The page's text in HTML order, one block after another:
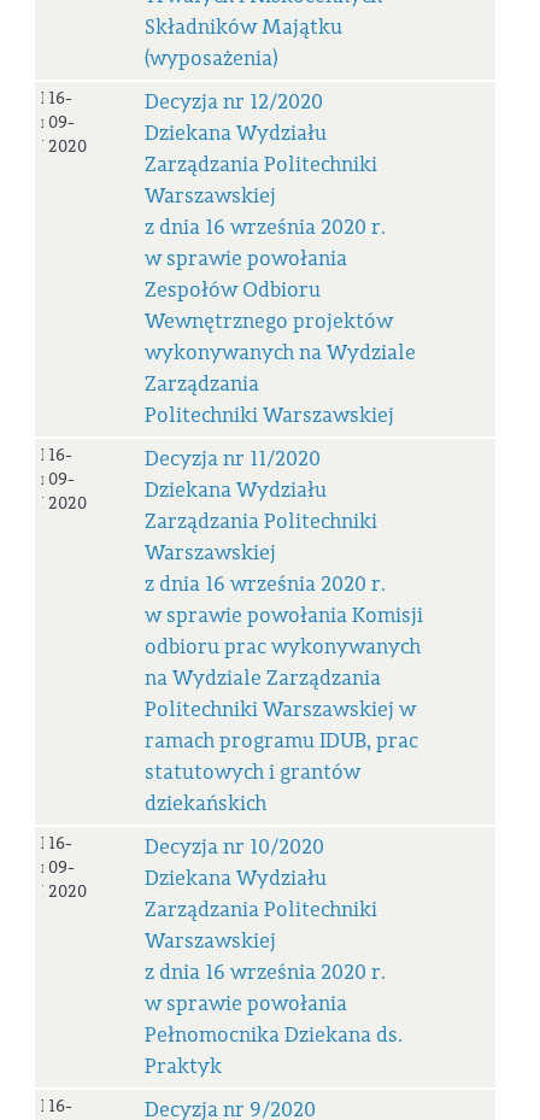
Składników Majątku
(wyposażenia)
Decyzja
nr
12/2020
16-
09-
2020
Decyzja nr 12/2020
Dziekana Wydziału
Zarządzania Politechniki
Warszawskiej
z dnia 16 września 2020 r.
w sprawie powołania
Zespołów Odbioru
Wewnętrznego projektów
wykonywanych na Wydziale
Zarządzania
Politechniki Warszawskiej
Decyzja
nr
11/2020
16-
09-
2020
Decyzja nr 11/2020
Dziekana Wydziału
Zarządzania Politechniki
Warszawskiej
z dnia 16 września 2020 r.
w sprawie powołania Komisji
odbioru prac wykonywanych
na Wydziale Zarządzania
Politechniki Warszawskiej w
ramach programu IDUB, prac
statutowych i grantów
dziekańskich
Decyzja
nr
10/2020
16-
09-
2020
Decyzja nr 10/2020
Dziekana Wydziału
Zarządzania Politechniki
Warszawskiej
z dnia 16 września 2020 r.
w sprawie powołania
Pełnomocnika Dziekana ds.
Praktyk
Decyzja
16- Decyzja nr 9/2020